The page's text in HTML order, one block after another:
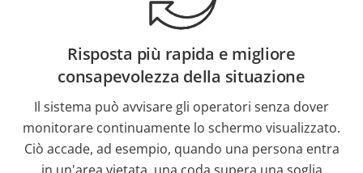
Risposta più rapida e migliore
consapevolezza della situazione
Il sistema può avvisare gli operatori senza dover
monitorare continuamente lo schermo visualizzato.
Ciò accade, ad esempio, quando una persona entra